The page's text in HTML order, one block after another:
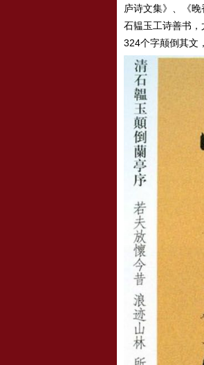
庐诗文集》、《
石韫玉工诗善书，
324个字颠倒其文